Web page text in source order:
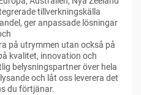
tillverkningskälla
ger anpassade lösningar
på utrymmen utan också på
kvalitet, innovation och
belysningspartner över hela
och låt oss leverera det
du förtjänar.